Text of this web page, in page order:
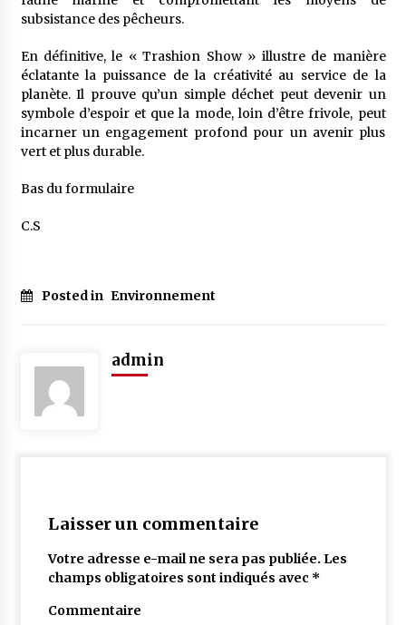
subsistance des pêcheurs.
En définitive, le « Trashion Show » illustre de manière
éclatante la puissance de la créativité au service de la
planète. Il prouve qu’un simple déchet peut devenir un
symbole d’espoir et que la mode, loin d’être frivole, peut
incarner un engagement profond pour un avenir plus
vert et plus durable.
Bas du formulaire
C.S
Posted in Environnement
admin
Laisser un commentaire
Votre adresse e-mail ne sera pas publiée. Les
champs obligatoires sont indiqués avec *
Commentaire